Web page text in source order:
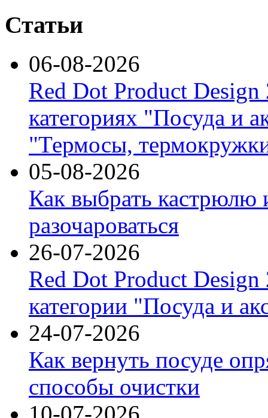
Статьи
06-08-2026
Red Dot Product Design
категориях "Посуда и
"Термосы,
05-08-2026
Как выбрать кастрюлю
разочароваться
26-07-2026
Red Dot Product Design
категории "Посуда и
24-07-2026
Как вернуть посуде
способы очистки